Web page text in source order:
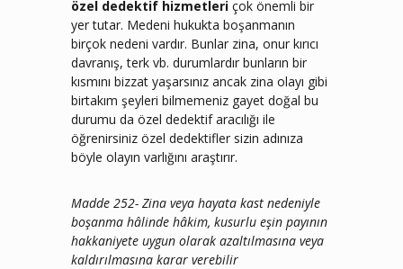
özel dedektif hizmetleri çok önemli bir
yer tutar. Medeni hukukta boşanmanın
birçok nedeni vardır. Bunlar zina, onur kırıcı
davranış, terk vb. durumlardır bunların bir
kısmını bizzat yaşarsınız ancak zina olayı gibi
birtakım şeyleri bilmemeniz gayet doğal bu
durumu da özel dedektif aracılığı ile
öğrenirsiniz özel dedektifler sizin adınıza
böyle olayın varlığını araştırır.
Madde 252- Zina veya hayata kast nedeniyle
boşanma hâlinde hâkim, kusurlu eşin payının
hakkaniyete uygun olarak azaltılmasına veya
kaldırılmasına karar verebilir